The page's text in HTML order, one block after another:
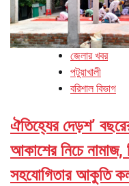
জেলার খবর
পটুয়াখালী
বরিশাল বিভাগ
ঐতিহ্যের দেড়শ’
আকাশের নিচে নামাজ,
সহযোগিতার আকুতি